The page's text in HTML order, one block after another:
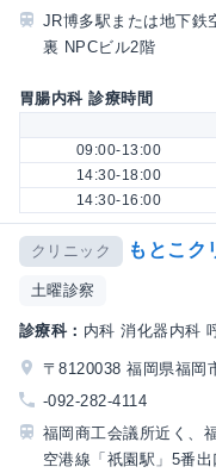
JR博多駅または地下鉄
裏 NPCビル2階
胃腸内科 診療時間
09:00-13:00
14:30-18:00
14:30-16:00
クリニック もとこク
土曜診察
診療科： 内科 消化器内科
〒8120038 福岡県福岡
-092-282-4114
福岡商工会議所近く、
空港線「祇園駅」5番